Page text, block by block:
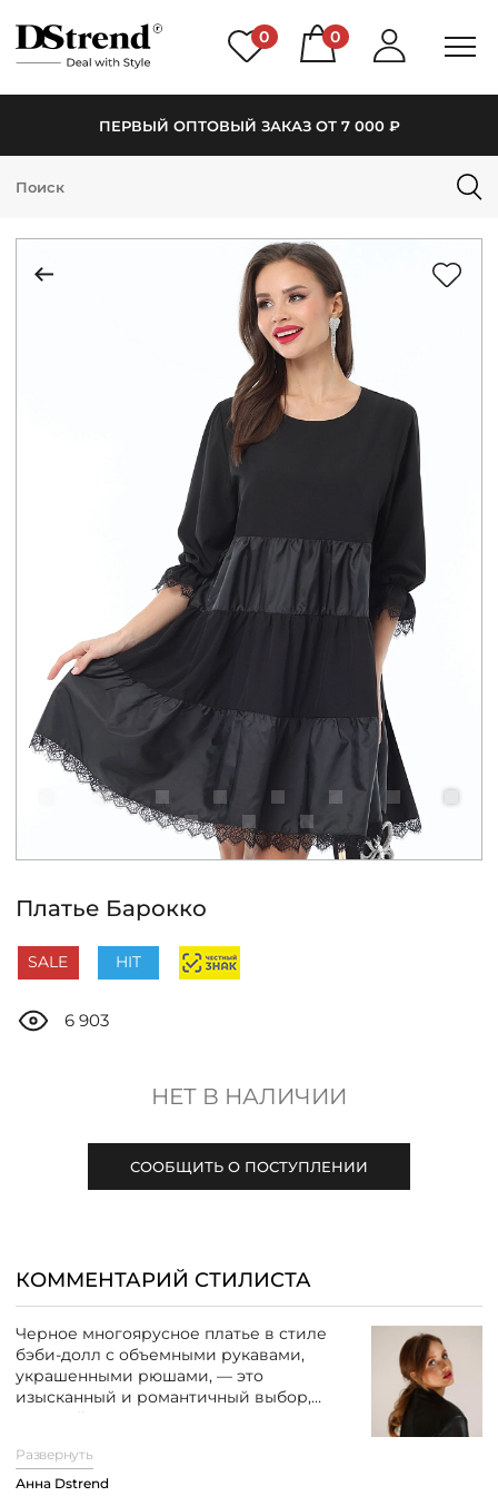
0 0
ПЕРВЫЙ ОПТОВЫЙ ЗАКАЗ ОТ 7 000 ₽
КАТАЛОГ
НОВИНКИ
О НАС
СКИДКИ
ЧАСТО ЗАДАВАЕМЫЕ ВОПРОСЫ
ТАБЛИЦА РАЗМЕРОВ
MANAGER@DSTREND.RU
Платье Барокко
SALE HIT
6 903
НЕТ В НАЛИЧИИ
СООБЩИТЬ О ПОСТУПЛЕНИИ
КОММЕНТАРИЙ СТИЛИСТА
Черное многоярусное платье в стиле
бэби-долл с объемными рукавами,
украшенными рюшами, — это
изысканный и романтичный выбор,
который идеально подходит для
образа. Легкие и воздушные ярусы
платья создают эффект динамичности и
Развернуть
Анна Dstrend